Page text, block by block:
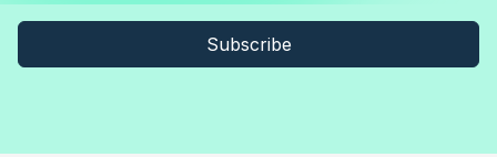
Subscribe